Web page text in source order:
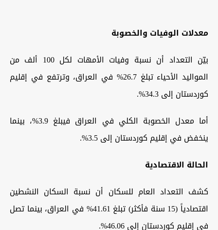
معدلات الوفيات والخصوبة
بيّن التعداد أن نسبة وفيات الأمهات لكل 100 ألف من
المواليد الأحياء تبلغ 26.7% في العراق، وترتفع في إقليم
كوردستان إلى 34.3%.
أما معدل الخصوبة الكلي في العراق فيبلغ 3.9%، بينما
ينخفض في إقليم كوردستان إلى 3.5%.
الحالة الاقتصادية
كشف التعداد العام للسكان أن نسبة السكان النشطين
اقتصادياً (15 سنة فأكثر) تبلغ 41.61% في العراق، بينما تصل
في إقليم كوردستان إلى 46.06%.